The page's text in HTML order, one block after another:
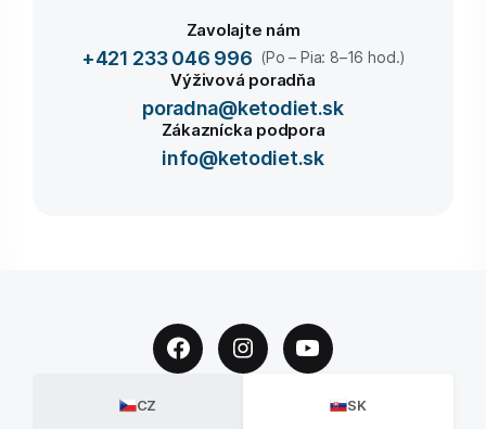
Zavolajte nám
+421 233 046 996 (Po – Pia: 8–16 hod.)
Výživová poradňa
poradna@ketodiet.sk
Zákaznícka podpora
info@ketodiet.sk
CZ SK